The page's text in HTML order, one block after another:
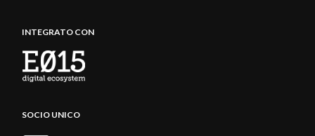
INTEGRATO CON
SOCIO UNICO